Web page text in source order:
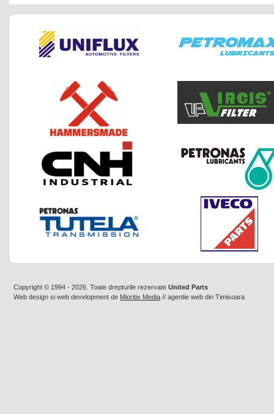
Copyright © 1994 - 2026. Toate drepturile rezervate United Parts
Web design si web development de Mioritix Media // agentie web din Timisoara